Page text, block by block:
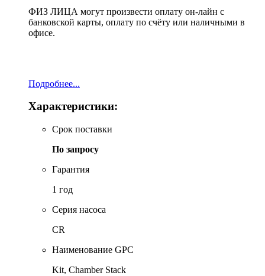
ФИЗ ЛИЦА могут произвести оплату он-лайн с
банковской карты, оплату по счёту или наличными в
офисе.
Подробнее...
Характеристики:
Срок поставки
По запросу
Гарантия
1 год
Серия насоса
CR
Наименование GPC
Kit, Chamber Stack